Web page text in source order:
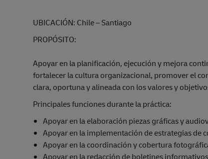
UBICACIÓN: Chile – Santiago
PROPÓSITO:
Apoyar en la planificación, ejecución y mejora
fortalecer la cultura organizacional, promover el
clara, oportuna y alineada con los valores y
Principales funciones durante la práctica:
Apoyar en la elaboración piezas gráficas y
Apoyar en la implementación de estrategias de
Apoyar en la coordinación y cobertura
Apoyar en la redacción de boletines